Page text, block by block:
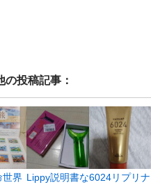
の投稿記事：
世界 Lippy説明書な6024リプリナ